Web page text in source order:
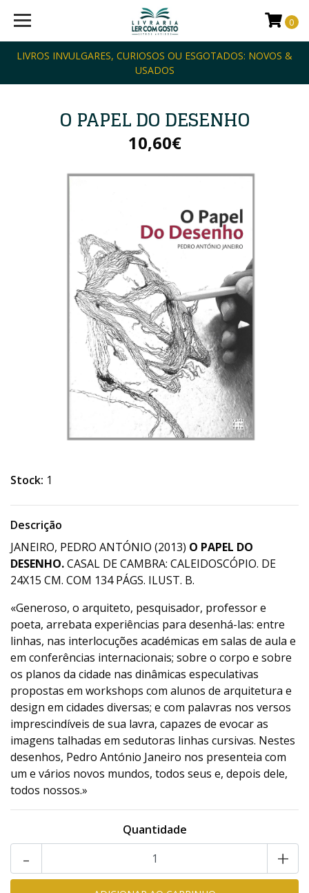
LIVROS INVULGARES, CURIOSOS OU ESGOTADOS: NOVOS &
USADOS
0
O PAPEL DO DESENHO
10,60€
Stock: 1
Descrição
JANEIRO, PEDRO ANTÓNIO (2013) O PAPEL DO
DESENHO.CASAL DE CAMBRA: CALEIDOSCÓPIO. DE
24X15 CM. COM 134 PÁGS. ILUST. B.
«Generoso, o arquiteto, pesquisador, professor e
poeta, arrebata experiências para desenhá-las: entre
linhas, nas interlocuções académicas em salas de aula e
em conferências internacionais; sobre o corpo e sobre
os planos da cidade nas dinâmicas especulativas
propostas em workshops com alunos de arquitetura e
design em cidades diversas; e com palavras nos versos
imprescindíveis de sua lavra, capazes de evocar as
imagens talhadas em sedutoras linhas cursivas. Nestes
desenhos, Pedro António Janeiro nos presenteia com
um e vários novos mundos, todos seus e, depois dele,
todos nossos.»
Quantidade
+
-